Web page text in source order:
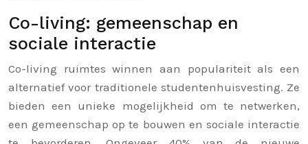
Co-living: gemeenschap en
sociale interactie
Co-living ruimtes winnen aan populariteit als een
alternatief voor traditionele studentenhuisvesting. Ze
bieden een unieke mogelijkheid om te netwerken,
een gemeenschap op te bouwen en sociale interactie